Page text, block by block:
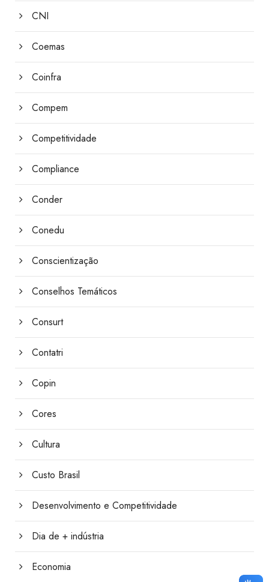
CNI
Coemas
Coinfra
Compem
Competitividade
Compliance
Conder
Conedu
Conscientização
Conselhos Temáticos
Consurt
Contatri
Copin
Cores
Cultura
Custo Brasil
Desenvolvimento e Competitividade
Dia de + indústria
Economia